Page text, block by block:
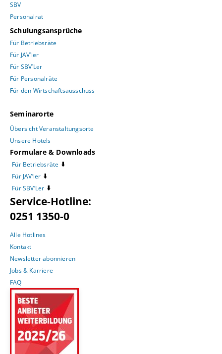
SBV
Personalrat
Schulungsansprüche
Für Betriebsräte
Für JAV’ler
Für SBV’Ler
Für Personalräte
Für den Wirtschaftsausschuss
Seminarorte
Übersicht Veranstaltungsorte
Unsere Hotels
Formulare & Downloads
Für Betriebsräte ⬇️
Für JAV’ler ⬇️
Für SBV’Ler ⬇️
Service-Hotline:
0251 1350-0
Alle Hotlines
Kontakt
Newsletter abonnieren
Jobs & Karriere
FAQ